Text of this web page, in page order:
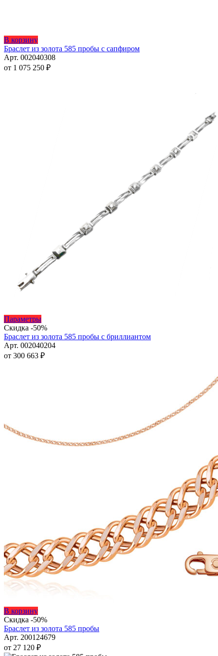
В корзинуЭтот
товар
имеет
несколько
Браслет из золота 585 пробы с сапфиром
Арт. 002040308
от 1 075 250 ₽
ПараметрыЭтот
товар
имеет
несколько
вариаций.
Скидка -50%
Браслет из золота 585 пробы с бриллиантом
Арт. 002040204
от 300 663 ₽
В корзинуЭтот
товар
имеет
несколько
вариаций.
Скидка -50%
Браслет из золота 585 пробы
Арт. 200124679
от 27 120 ₽